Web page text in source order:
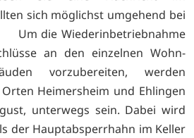
sich möglichst umgehend bei
die Wiederinbetriebnahme
an den einzelnen Wohn-
vorzubereiten, werden
Heimersheim und Ehlingen
unterwegs sein. Dabei wird
der Hauptabsperrhahn im Keller